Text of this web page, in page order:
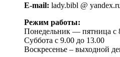
E-mail: lady.bibl @
Режим работы:
Понедельник — пятница с
Суббота с 9.00 до 13.00
Воскресенье – выходной